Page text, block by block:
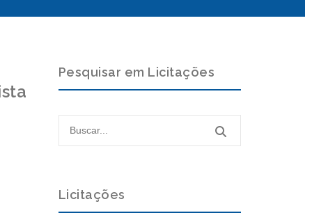
Pesquisar em Licitações
Licitações